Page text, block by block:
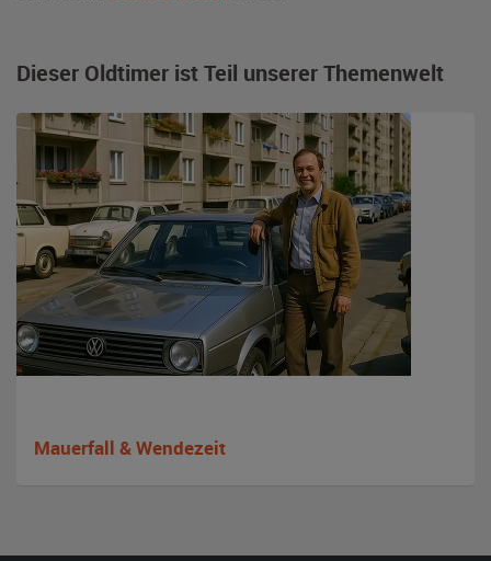
Dieser Oldtimer ist Teil unserer Themenwelt
Mauerfall & Wendezeit